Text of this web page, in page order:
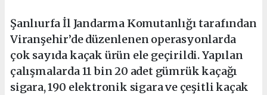
Şanlıurfa İl Jandarma Komutanlığı tarafından
Viranşehir’de düzenlenen operasyonlarda
çok sayıda kaçak ürün ele geçirildi. Yapılan
çalışmalarda 11 bin 20 adet gümrük kaçağı
sigara, 190 elektronik sigara ve çeşitli kaçak